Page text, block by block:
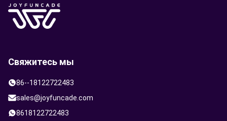
Свяжитесь мы
86--18122722483
sales@joyfuncade.com
8618122722483